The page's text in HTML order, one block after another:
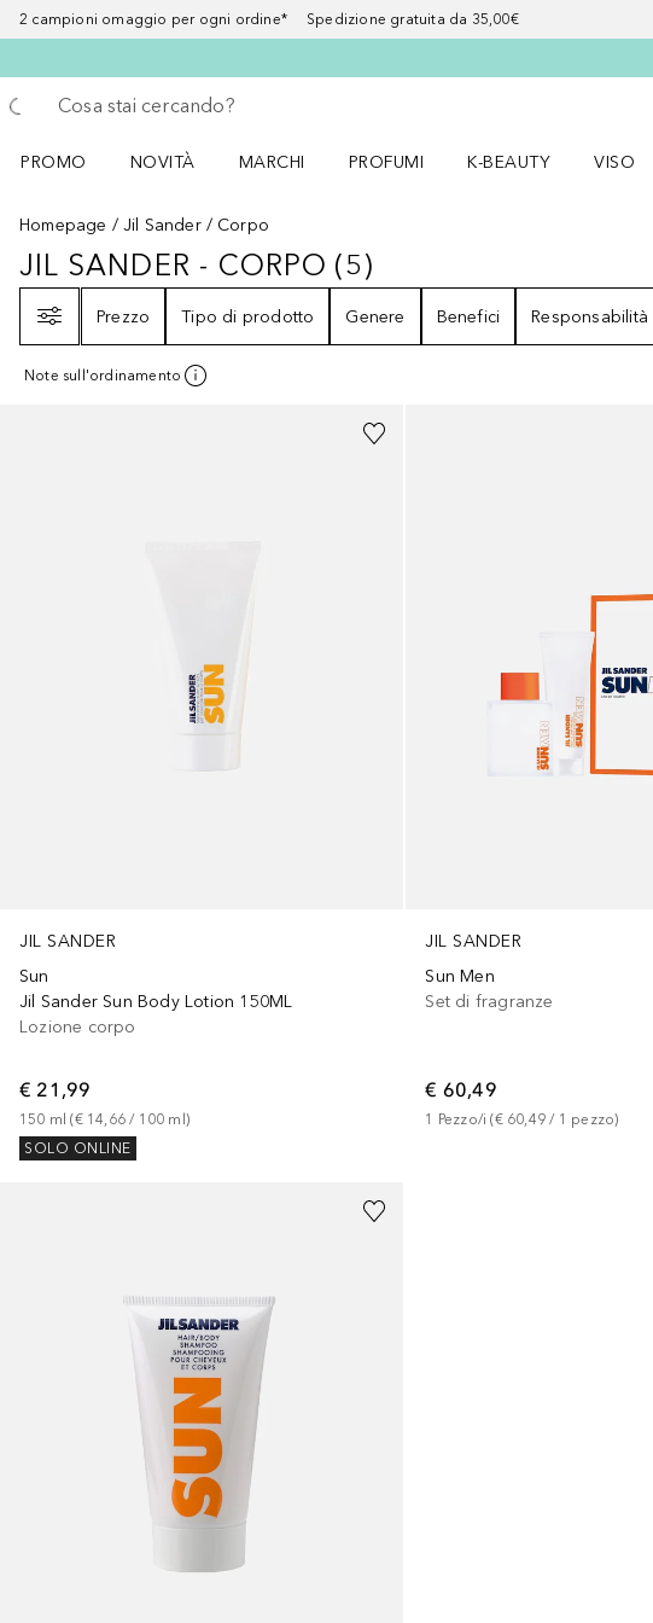
2 campioni omaggio per ogni ordine* Spedizione gratuita da 35,00€
Torna indietro
Esegui ricerca
PROMO
NOVITÀ
MARCHI
PROFUMI
K-BEAUTY
VISO
Homepage Jil Sander Corpo
JIL SANDER - CORPO5RISULTATI
JIL SANDER - CORPO (5)
Prezzo
Tipo di prodotto Genere Benefici Responsabilità
Note sull'ordinamento
JIL SANDER
Sun
Jil Sander Sun Body Lotion 150ML
Lozione corpo
€ 21,99
150 ml (€ 14,66 / 100 ml )
SOLO ONLINE
JIL SANDER
Sun Men
Set di fragranze
€ 60,49
1 Pezzo/i (€ 60,49 / 1 pezzo)